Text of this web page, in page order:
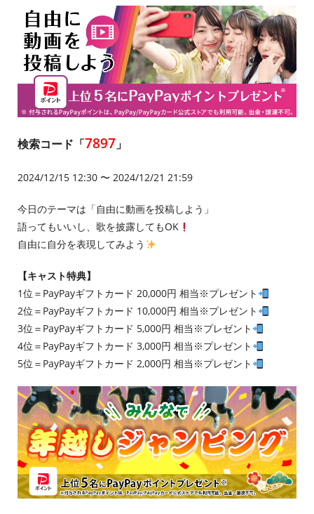
検索コード「7897 」
2024/12/15 12:30 〜 2024/12/21 21:59
今日のテーマは「自由に動画を投稿しよう」
語ってもいいし、歌を披露してもOK
自由に自分を表現してみよう
【キャスト特典】
1位＝PayPayギフトカード 20,000円 相当※プレゼント
2位＝PayPayギフトカード 10,000円 相当※プレゼント
3位＝PayPayギフトカード 5,000円 相当※プレゼント
4位＝PayPayギフトカード 3,000円 相当※プレゼント
5位＝PayPayギフトカード 2,000円 相当※プレゼント